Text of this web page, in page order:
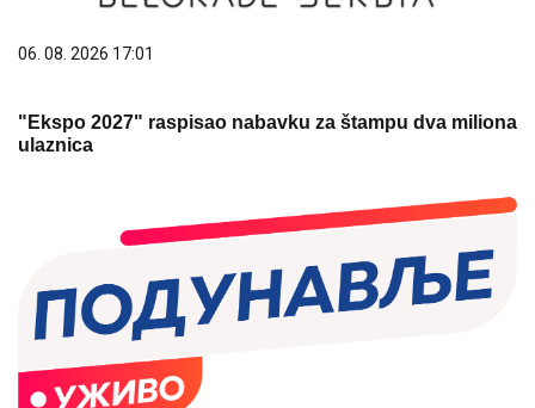
06. 08. 2026 17:01
"Ekspo 2027" raspisao nabavku za štampu dva miliona
ulaznica